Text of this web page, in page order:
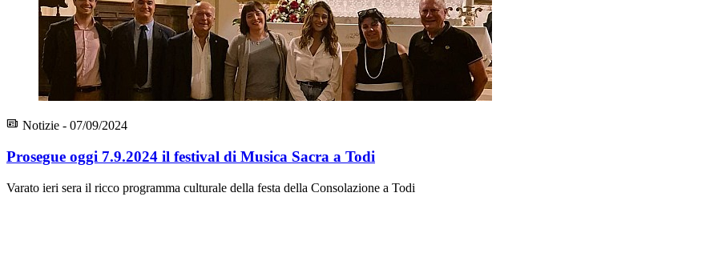
Notizie - 07/09/2024
Prosegue oggi 7.9.2024 il festival di Musica Sacra a Todi
Varato ieri sera il ricco programma culturale della festa della Consolazione a Todi